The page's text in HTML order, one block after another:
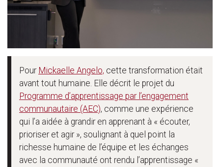
Pour Mickaelle Angelo, cette transformation était
avant tout humaine. Elle décrit le projet du
Programme d’apprentissage par l’engagement
communautaire (AEC), comme une expérience
qui l’a aidée à grandir en apprenant à « écouter,
prioriser et agir », soulignant à quel point la
richesse humaine de l’équipe et les échanges
avec la communauté ont rendu l’apprentissage «